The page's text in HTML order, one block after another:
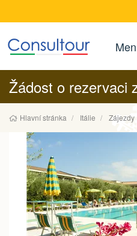
Žádost o rezervaci
Hlavní stránka Itálie Zájezdy